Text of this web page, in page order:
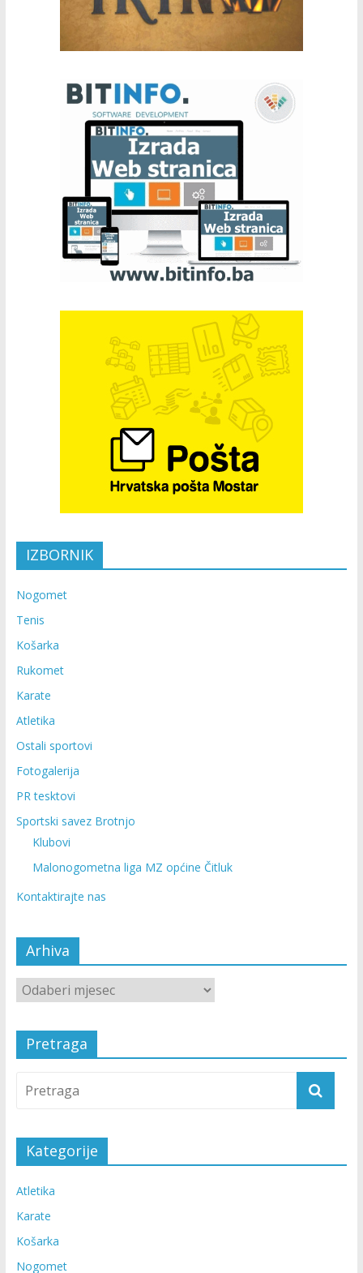
IZBORNIK
Nogomet
Tenis
Košarka
Rukomet
Karate
Atletika
Ostali sportovi
Fotogalerija
PR tesktovi
Sportski savez Brotnjo
Klubovi
Malonogometna liga MZ općine Čitluk
Kontaktirajte nas
Arhiva
Pretraga
Kategorije
Atletika
Karate
Košarka
Nogomet